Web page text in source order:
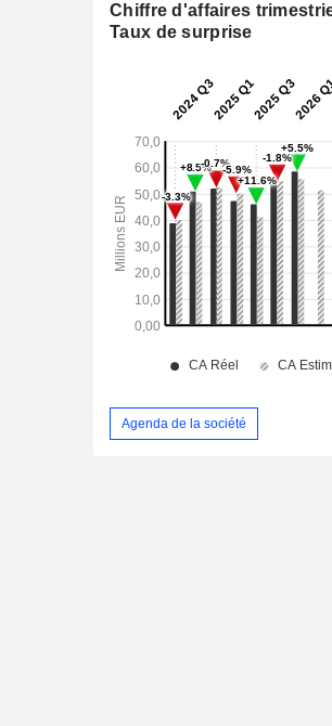
Chiffre d'affaires
Taux de surprise
Agenda de la société